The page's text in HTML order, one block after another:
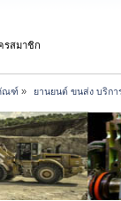
รสมาชิก
ณฑ์ » ยานยนต์ ขนส่ง บริก